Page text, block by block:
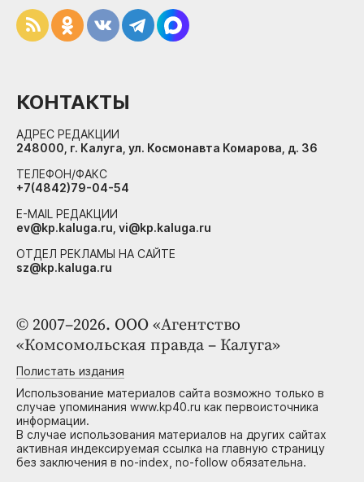
© 2007–2026. ООО «Агентство
«Комсомольская правда – Калуга»
Полистать издания
Использование материалов сайта возможно только в
случае упоминания www.kp40.ru как первоисточника
информации.
В случае использования материалов на других сайтах
активная индексируемая ссылка на главную страницу
без заключения в no-index, no-follow обязательна.
КОНТАКТЫ
АДРЕС РЕДАКЦИИ
248000, г. Калуга, ул. Космонавта Комарова, д. 36
ТЕЛЕФОН/ФАКС
+7(4842)79-04-54
E-MAIL РЕДАКЦИИ
ev@kp.kaluga.ru, vi@kp.kaluga.ru
ОТДЕЛ РЕКЛАМЫ НА САЙТЕ
sz@kp.kaluga.ru